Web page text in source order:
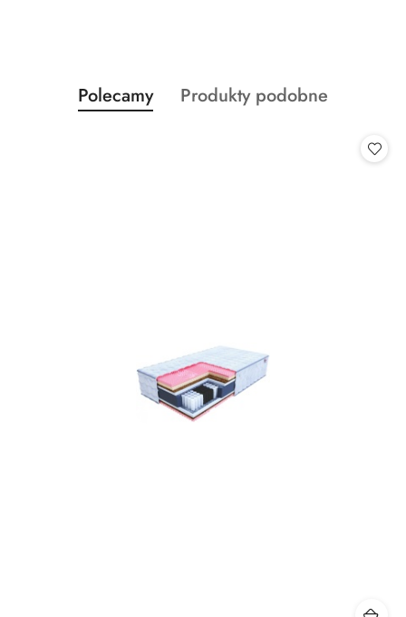
Pomiń karuzelę produktów
Produkty
o
Polecamy
Produkty
Produkty podobne